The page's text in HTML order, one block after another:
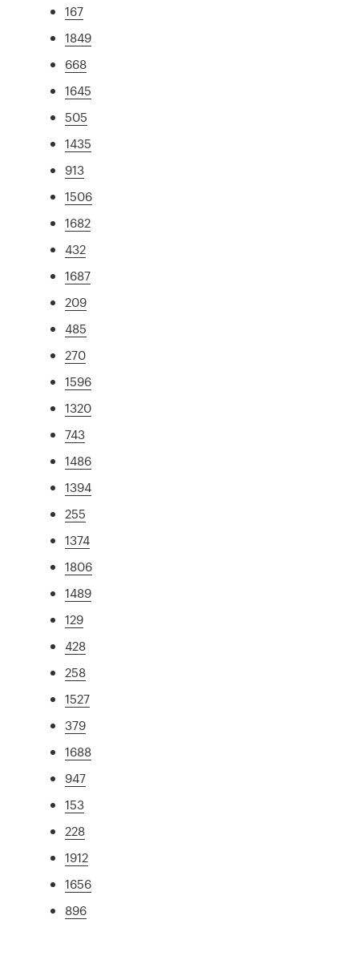
167
1849
668
1645
505
1435
913
1506
1682
432
1687
209
485
270
1596
1320
743
1486
1394
255
1374
1806
1489
129
428
258
1527
379
1688
947
153
228
1912
1656
896